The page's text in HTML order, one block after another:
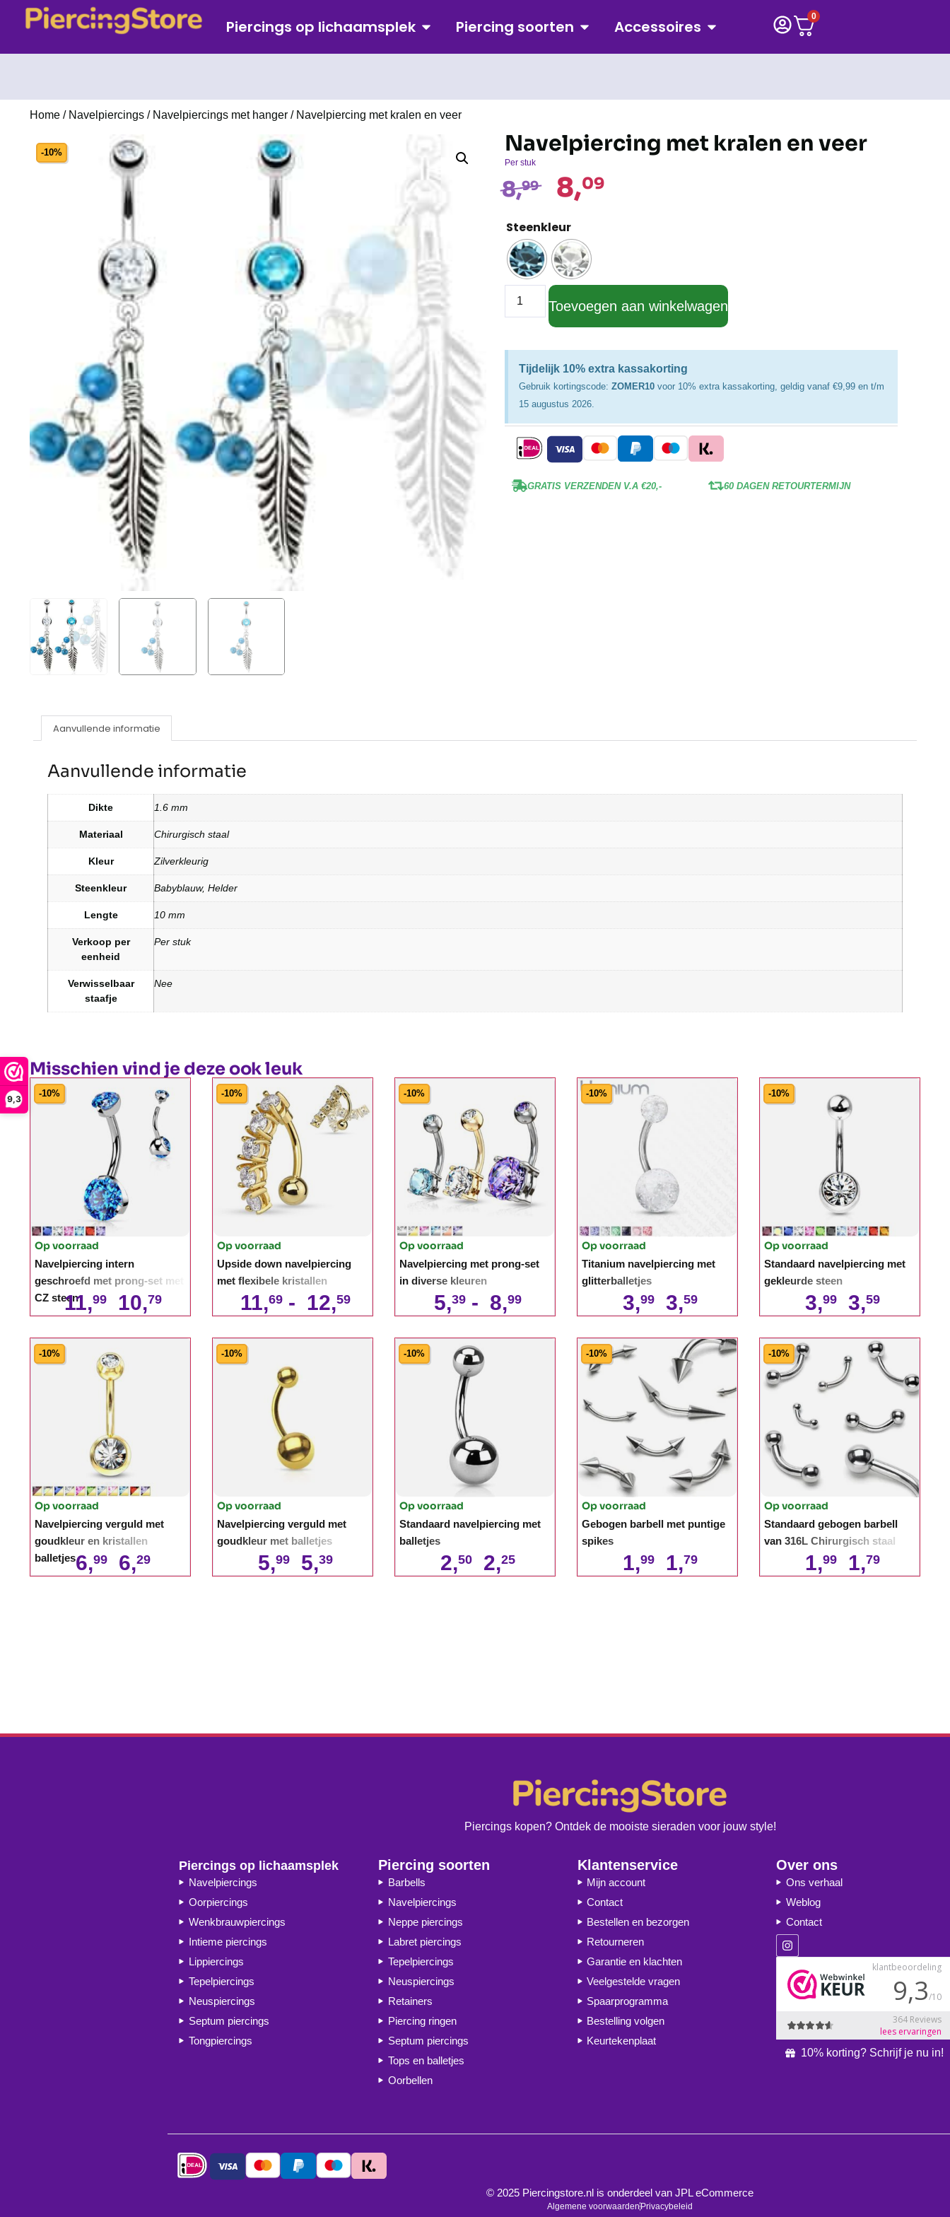
9,3
Piercings op lichaamsplek Piercing soorten Accessoires
0
Home / Navelpiercings / Navelpiercings met hanger / Navelpiercing met kralen en veer
-10% Navelpiercing met kralen en veer
Per stuk
8,99 8,09
Steenkleur
Toevoegen aan winkelwagen
Tijdelijk 10% extra kassakorting
Gebruik kortingscode: ZOMER10voor 10% extra kassakorting, geldig vanaf €9,99 en t/m
15 augustus 2026.
GRATIS VERZENDEN V.A €20,- 60 DAGEN RETOURTERMIJN
Aanvullende informatie
Aanvullende informatie
Dikte 1.6 mm
Materiaal Chirurgisch staal
Kleur Zilverkleurig
Steenkleur Babyblauw, Helder
Lengte 10 mm
Verkoop per
eenheid
Per stuk
Verwisselbaar
staafje
Nee
Misschien vind je deze ook leuk
-10%
Op voorraad
Navelpiercing intern
geschroefd met prong-set met
CZ steen
11,99 10,79
-10%
Op voorraad
Upside down navelpiercing
met flexibele kristallen
11,69 - 12,59
-10%
Op voorraad
Navelpiercing met prong-set
in diverse kleuren
5,39 - 8,99
-10%
Op voorraad
Titanium navelpiercing met
glitterballetjes
3,99 3,59
-10%
Op voorraad
Standaard navelpiercing met
gekleurde steen
3,99 3,59
-10%
Op voorraad
Navelpiercing verguld met
goudkleur en kristallen
balletjes6,99 6,29
-10%
Op voorraad
Navelpiercing verguld met
goudkleur met balletjes
5,99 5,39
-10%
Op voorraad
Standaard navelpiercing met
balletjes
2,50 2,25
-10%
Op voorraad
Gebogen barbell met puntige
spikes
1,99 1,79
-10%
Op voorraad
Standaard gebogen barbell
van 316L Chirurgisch staal
1,99 1,79
Piercings kopen? Ontdek de mooiste sieraden voor jouw style!
Piercings op lichaamsplek
Navelpiercings
Oorpiercings
Wenkbrauwpiercings
Intieme piercings
Lippiercings
Tepelpiercings
Neuspiercings
Septum piercings
Tongpiercings
Piercing soorten
Barbells
Navelpiercings
Neppe piercings
Labret piercings
Tepelpiercings
Neuspiercings
Retainers
Piercing ringen
Septum piercings
Tops en balletjes
Oorbellen
Klantenservice
Mijn account
Contact
Bestellen en bezorgen
Retourneren
Garantie en klachten
Veelgestelde vragen
Spaarprogramma
Bestelling volgen
Keurtekenplaat
Over ons
Ons verhaal
Weblog
Contact
10% korting? Schrijf je nu in!
© 2025 Piercingstore.nl is onderdeel van JPL eCommerce
Algemene voorwaardenPrivacybeleid